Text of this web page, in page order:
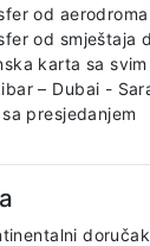
od
od smještaja
karta sa
– Dubai -
presjedanjem
doručak